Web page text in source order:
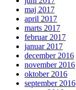
maj 2017
april 2017
marts 2017
februar 2017
januar 2017
december 2016
november 2016
oktober 2016
september 2016